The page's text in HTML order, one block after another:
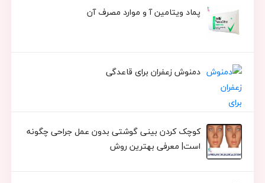
پماد ویتامین آ و موارد مصرف آن
دمنوش زعفران برای قاعدگی
کوچک کردن بینی گوشتی بدون عمل جراحی چگونه
است| معرفی بهترین روش